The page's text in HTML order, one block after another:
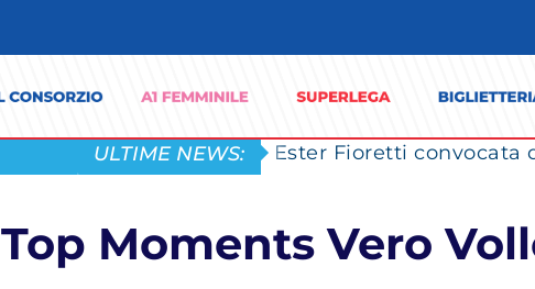
ULTIME NEWS: Ester Fioretti convocata
Top Moments Vero